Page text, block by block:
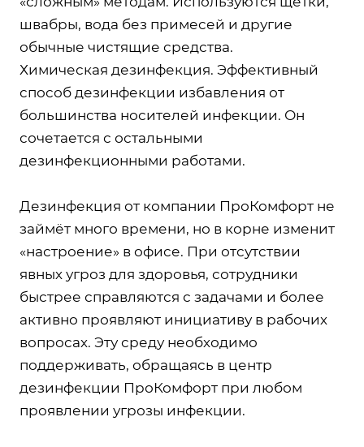
швабры, вода без примесей и другие
обычные чистящие средства.
Химическая дезинфекция. Эффективный
способ дезинфекции избавления от
большинства носителей инфекции. Он
сочетается с остальными
дезинфекционными работами.
Дезинфекция от компании ПроКомфорт не
займёт много времени, но в корне изменит
«настроение» в офисе. При отсутствии
явных угроз для здоровья, сотрудники
быстрее справляются с задачами и более
активно проявляют инициативу в рабочих
вопросах. Эту среду необходимо
поддерживать, обращаясь в центр
дезинфекции ПроКомфорт при любом
проявлении угрозы инфекции.